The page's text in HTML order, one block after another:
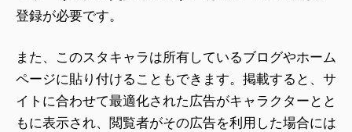
登録が必要です。
また、このスタキャラは所有しているブログやホーム
ページに貼り付けることもできます。掲載すると、サ
イトに合わせて最適化された広告がキャラクターとと
もに表示され、閲覧者がその広告を利用した場合には